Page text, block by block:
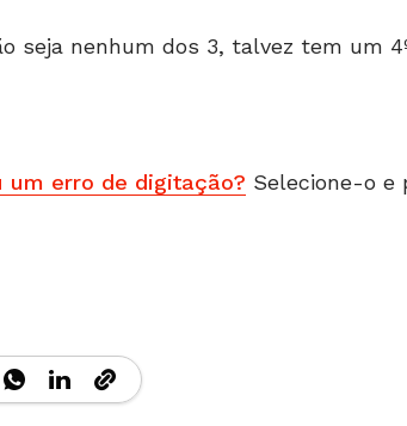
seja nenhum dos 3, talvez tem um
um erro de digitação? Selecione-o e